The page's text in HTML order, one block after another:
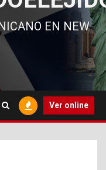
EN NEW
Ver online